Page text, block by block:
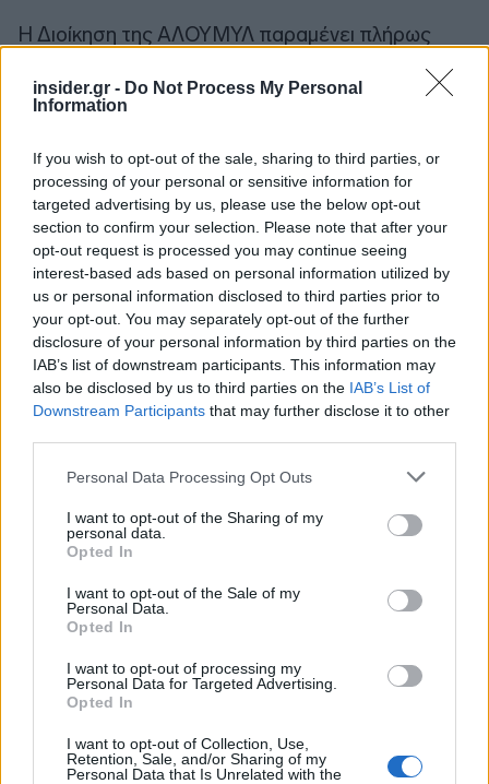
insider.gr - Do Not Process My Personal
Information
If you wish to opt-out of the sale, sharing to third parties, or
processing of your personal or sensitive information for
targeted advertising by us, please use the below opt-out
section to confirm your selection. Please note that after your
opt-out request is processed you may continue seeing
interest-based ads based on personal information utilized by
us or personal information disclosed to third parties prior to
your opt-out. You may separately opt-out of the further
disclosure of your personal information by third parties on the
IAB’s list of downstream participants. This information may
also be disclosed by us to third parties on the IAB’s List of
Downstream Participants that may further disclose it to other
Please note that this website/app uses one or more Google
not limited to your visit or usage behaviour. You may click to
grant or deny consent to Google and its third-party tags to
use your data for below specified purposes in below Google
consent section.
Personal Data Processing Opt Outs
I want to opt-out of the Sharing of my
personal data.
Opted In
I want to opt-out of the Sale of my
Personal Data.
Opted In
I want to opt-out of processing my
Personal Data for Targeted Advertising.
Opted In
I want to opt-out of Collection, Use,
Retention, Sale, and/or Sharing of my
Personal Data that Is Unrelated with the
Η Διοίκηση της ΑΛΟΥΜΥΛ παραμένει πλήρως
διαφάνειας και εταιρικής διακυβέρνησης, ενώ
συνεχίζει με σταθερότητα και στρατηγικό
προσανατολισμό την αναπτυξιακή της πορεία.
Ακολουθήστε τοinsider.gr στο Google Newsκαι μάθετε
πρώτοι όλες τιςειδήσειςαπό την Ελλάδα και τον κόσμο.
Διαβάζονται αυτή τη στιγμή
Ο Τραμπ αναδημοσίευσε συνέντευξη του
Εξοικονομώ - Επιχειρώ: Παράταση έως τις 30